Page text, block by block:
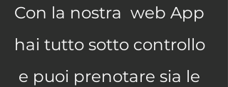
Con la nostra web App
hai tutto sotto controllo
e puoi prenotare sia le